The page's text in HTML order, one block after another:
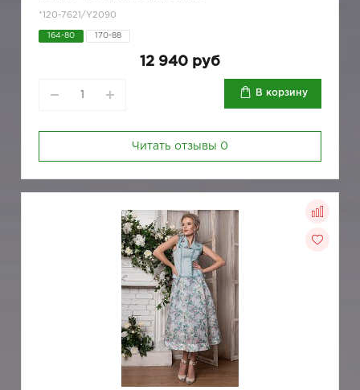
*120-7621/Y2090
164-80 170-88
12 940 руб
В корзину
Читать отзывы 0